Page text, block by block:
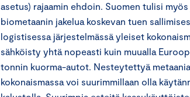
asetus) rajaamin ehdoin. Suomen tulisi
biometaanin jakelua koskevan tuen
logistisessa järjestelmässä yleiset
sähköisty yhtä nopeasti kuin muualla
tonnin kuorma-autot. Nesteytettyä
kokonaismassa voi suurimmillaan olla